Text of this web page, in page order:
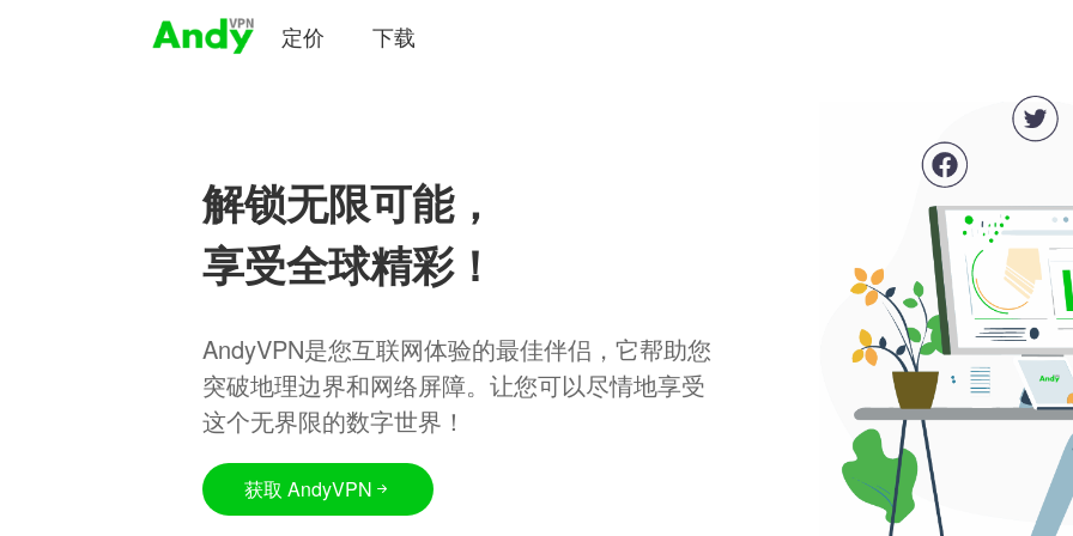
定价 下载
解锁无限可能，
享受全球精彩！
AndyVPN是您互联网体验的最佳伴侣，它帮助您
突破地理边界和网络屏障。让您可以尽情地享受
这个无界限的数字世界！
获取 AndyVPN